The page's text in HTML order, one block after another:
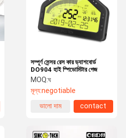
সম্পূর্ণ সেন্সর রেস কার ড্যাশবোর্ড
DO904 হাই স্পিডোমিটার গেজ
MOQ:ঘ
মূল্য:negotiable
ভালো দাম
contact